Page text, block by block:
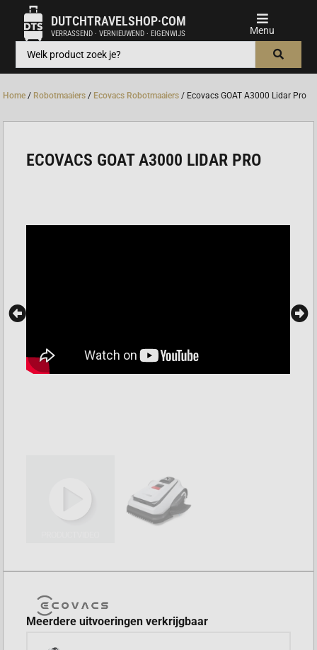
DUTCHTRAVELSHOP·COM
VERRASSEND · VERNIEUWEND · EIGENWIJS
Home / Robotmaaiers / Ecovacs Robotmaaiers / Ecovacs GOAT A3000 Lidar Pro
ECOVACS GOAT A3000 LIDAR PRO
Meerdere uitvoeringen verkrijgbaar